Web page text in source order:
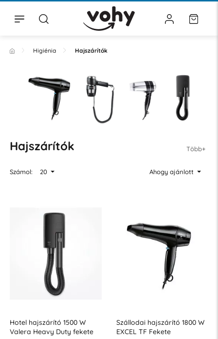
Higiénia Hajszárítók
Hajszárítók Több+
Számol: 20 Ahogy ajánlott
Hotel hajszárító 1500 W
Valera Heavy Duty fekete
Szállodai hajszárító 1800 W
EXCEL TF Fekete